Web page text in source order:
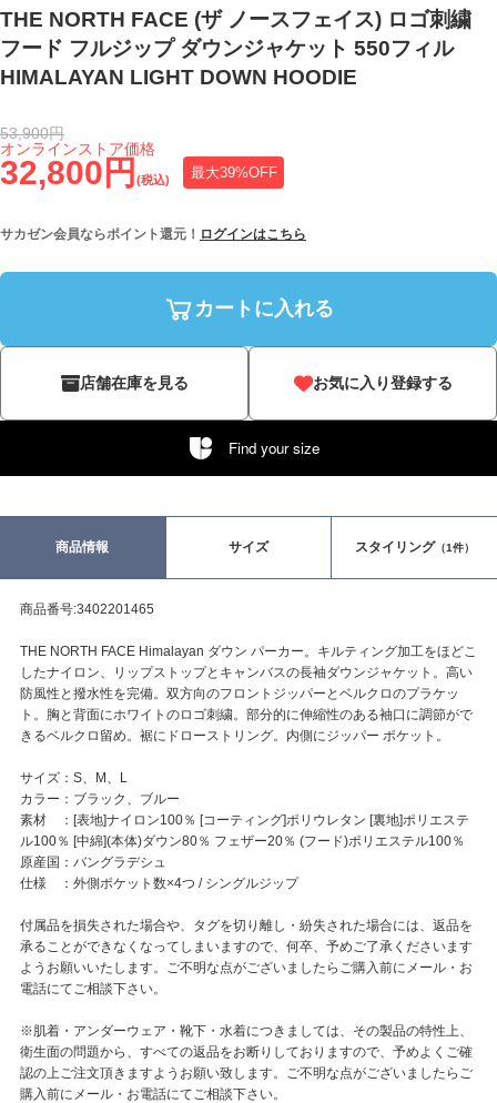
THE NORTH FACE (ザ ノースフェイス) ロゴ刺繍
フード フルジップ ダウンジャケット 550フィル
HIMALAYAN LIGHT DOWN HOODIE
32,800円 (税込) 最大39%OFF
オンラインストア価格
53,900円
サカゼン会員ならポイント還元！ ログインはこちら
カートに入れる
店舗在庫を見る お気に入り登録する
Find your size
商品情報 サイズ スタイリング（1件）
商品番号:3402201465
THE NORTH FACE Himalayan ダウン パーカー。キルティング加工をほどこ
したナイロン、リップストップとキャンバスの長袖ダウンジャケット。高い
防風性と撥水性を完備。双方向のフロントジッパーとベルクロのプラケッ
ト。胸と背面にホワイトのロゴ刺繍。部分的に伸縮性のある袖口に調節がで
きるベルクロ留め。裾にドローストリング。内側にジッパー ポケット。
サイズ：S、M、L
カラー：ブラック、ブルー
素材 ：[表地]ナイロン100％ [コーティング]ポリウレタン [裏地]ポリエステ
ル100％ [中綿](本体)ダウン80％ フェザー20％ (フード)ポリエステル100％
原産国：バングラデシュ
仕様 ：外側ポケット数×4つ / シングルジップ
付属品を損失された場合や、タグを切り離し・紛失された場合には、返品を
承ることができなくなってしまいますので、何卒、予めご了承くださいます
ようお願いいたします。ご不明な点がございましたらご購入前にメール・お
電話にてご相談下さい。
※肌着・アンダーウェア・靴下・水着につきましては、その製品の特性上、
衛生面の問題から、すべての返品をお断りしておりますので、予めよくご確
認の上ご注文頂きますようお願い致します。ご不明な点がございましたらご
購入前にメール・お電話にてご相談下さい。